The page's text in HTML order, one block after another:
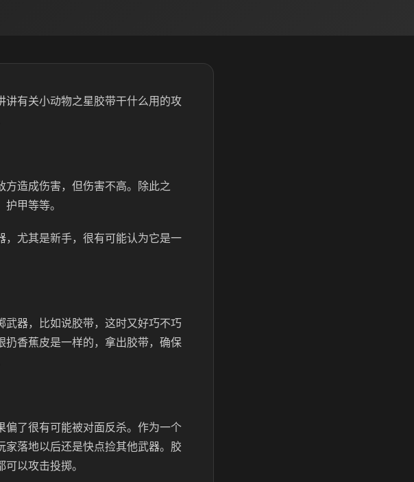
有关小动物之星胶带干什么用的攻
造成伤害，但伤害不高。除此之
甲等等。
尤其是新手，很有可能认为它是一
器，比如说胶带，这时又好巧不巧
香蕉皮是一样的，拿出胶带，确保
了很有可能被对面反杀。作为一个
落地以后还是快点捡其他武器。胶
以攻击投掷。